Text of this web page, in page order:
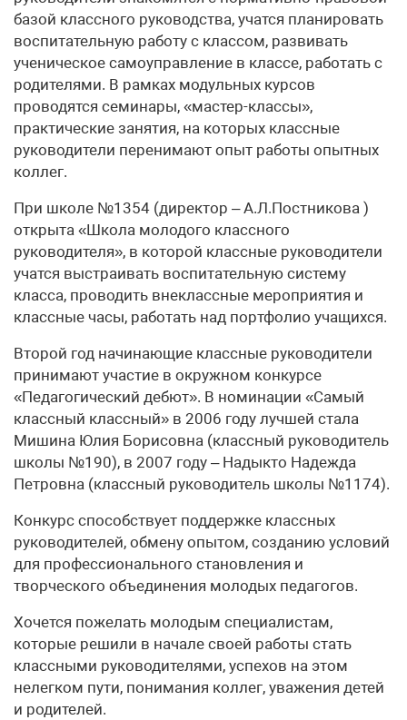
базой классного руководства, учатся планировать
воспитательную работу с классом, развивать
ученическое самоуправление в классе, работать с
родителями. В рамках модульных курсов
проводятся семинары, «мастер-классы»,
практические занятия, на которых классные
руководители перенимают опыт работы опытных
коллег.
При школе №1354 (директор – А.Л.Постникова )
открыта «Школа молодого классного
руководителя», в которой классные руководители
учатся выстраивать воспитательную систему
класса, проводить внеклассные мероприятия и
классные часы, работать над портфолио учащихся.
Второй год начинающие классные руководители
принимают участие в окружном конкурсе
«Педагогический дебют». В номинации «Самый
классный классный» в 2006 году лучшей стала
Мишина Юлия Борисовна (классный руководитель
школы №190), в 2007 году – Надыкто Надежда
Петровна (классный руководитель школы №1174).
Конкурс способствует поддержке классных
руководителей, обмену опытом, созданию условий
для профессионального становления и
творческого объединения молодых педагогов.
Хочется пожелать молодым специалистам,
которые решили в начале своей работы стать
классными руководителями, успехов на этом
нелегком пути, понимания коллег, уважения детей
и родителей.